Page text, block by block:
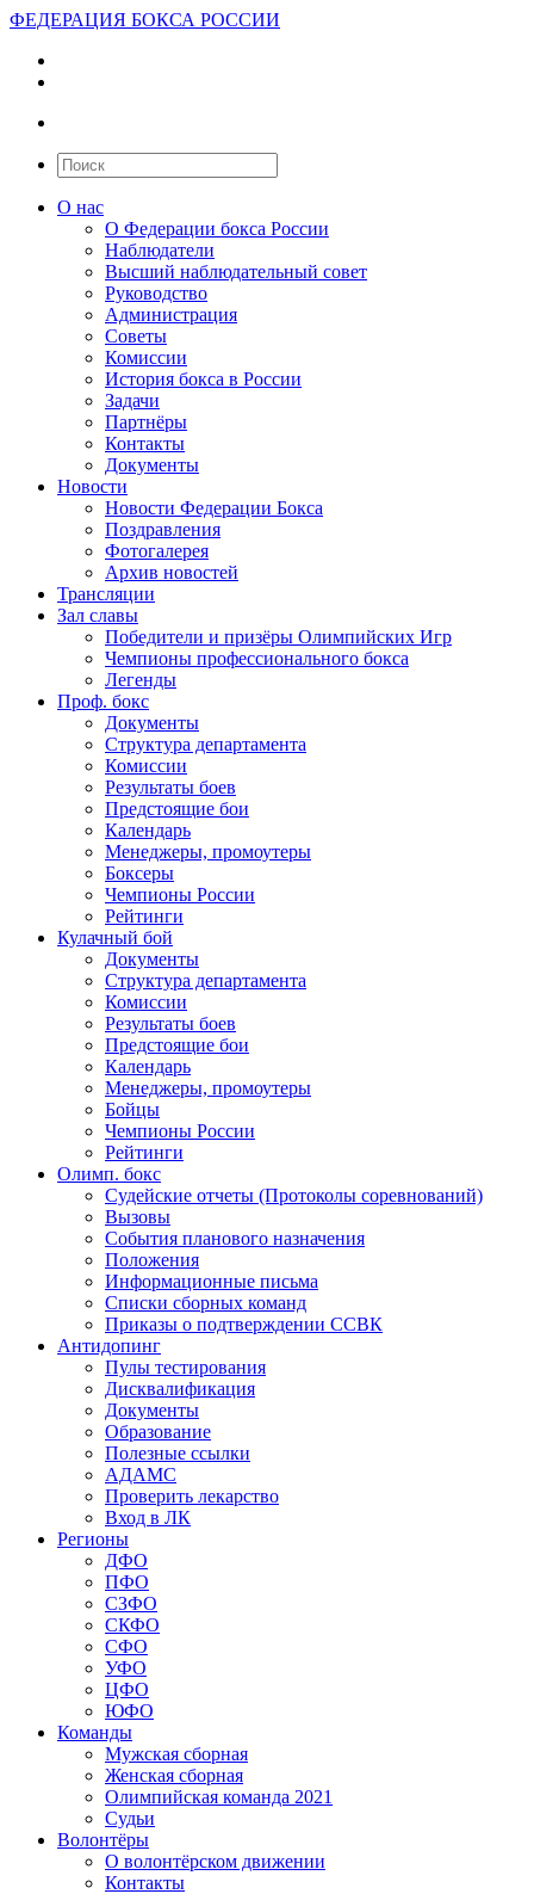
ФЕДЕРАЦИЯ БОКСА РОССИИ
О нас
О Федерации бокса России
Наблюдатели
Высший наблюдательный совет
Руководство
Администрация
Советы
Комиссии
История бокса в России
Задачи
Партнёры
Контакты
Документы
Новости
Новости Федерации Бокса
Поздравления
Фотогалерея
Архив новостей
Трансляции
Зал славы
Победители и призёры Олимпийских Игр
Чемпионы профессионального бокса
Легенды
Проф. бокс
Документы
Структура департамента
Комиссии
Результаты боев
Предстоящие бои
Календарь
Менеджеры, промоутеры
Боксеры
Чемпионы России
Рейтинги
Кулачный бой
Документы
Структура департамента
Комиссии
Результаты боев
Предстоящие бои
Календарь
Менеджеры, промоутеры
Бойцы
Чемпионы России
Рейтинги
Олимп. бокс
Судейские отчеты (Протоколы соревнований)
Вызовы
События планового назначения
Положения
Информационные письма
Списки сборных команд
Приказы о подтверждении ССВК
Антидопинг
Пулы тестирования
Дисквалификация
Документы
Образование
Полезные ссылки
АДАМС
Проверить лекарство
Вход в ЛК
Регионы
ДФО
ПФО
СЗФО
СКФО
СФО
УФО
ЦФО
ЮФО
Команды
Мужская сборная
Женская сборная
Олимпийская команда 2021
Судьи
Волонтёры
О волонтёрском движении
Контакты